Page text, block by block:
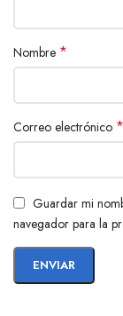
Nombre *
Correo electrónico *
Guardar mi
navegador para la